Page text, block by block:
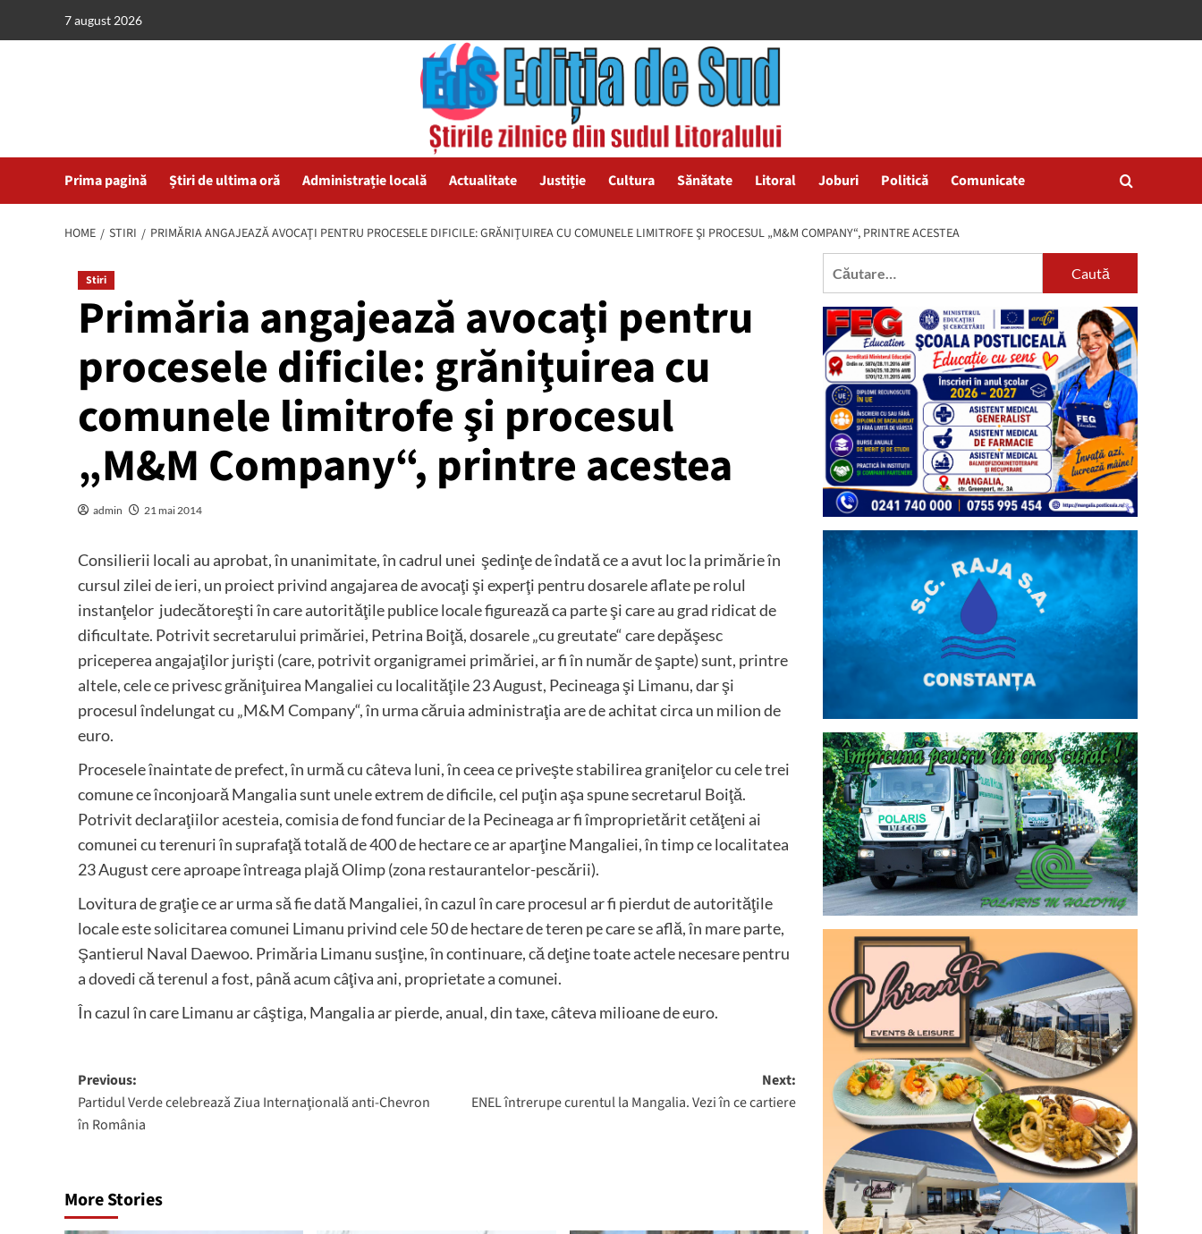
7 august 2026
Prima pagină Știri de ultima oră Administrație locală Actualitate Justiție Cultura Sănătate Litoral Joburi Politică Comunicate
HOME STIRI PRIMĂRIA ANGAJEAZĂ AVOCAŢI PENTRU PROCESELE DIFICILE: GRĂNIŢUIREA CU COMUNELE LIMITROFE ŞI PROCESUL „M&M COMPANY“, PRINTRE ACESTEA
Stiri
Primăria angajează avocaţi pentru
procesele dificile: grăniţuirea cu
comunele limitrofe şi procesul
„M&M Company“, printre acestea
admin 21 mai 2014
Consilierii locali au aprobat, în unanimitate, în cadrul unei şedinţe de îndată ce a avut loc la primărie în
cursul zilei de ieri, un proiect privind angajarea de avocaţi şi experţi pentru dosarele aflate pe rolul
instanţelor judecătoreşti în care autorităţile publice locale figurează ca parte şi care au grad ridicat de
dificultate. Potrivit secretarului primăriei, Petrina Boiţă, dosarele „cu greutate“ care depăşesc
priceperea angajaţilor jurişti (care, potrivit organigramei primăriei, ar fi în număr de şapte) sunt, printre
altele, cele ce privesc grăniţuirea Mangaliei cu localităţile 23 August, Pecineaga şi Limanu, dar şi
procesul îndelungat cu „M&M Company“, în urma căruia administraţia are de achitat circa un milion de
euro.
Procesele înaintate de prefect, în urmă cu câteva luni, în ceea ce priveşte stabilirea graniţelor cu cele trei
comune ce înconjoară Mangalia sunt unele extrem de dificile, cel puţin aşa spune secretarul Boiţă.
Potrivit declaraţiilor acesteia, comisia de fond funciar de la Pecineaga ar fi împroprietărit cetăţeni ai
comunei cu terenuri în suprafaţă totală de 400 de hectare ce ar aparţine Mangaliei, în timp ce localitatea
23 August cere aproape întreaga plajă Olimp (zona restaurantelor-pescării).
Lovitura de graţie ce ar urma să fie dată Mangaliei, în cazul în care procesul ar fi pierdut de autorităţile
locale este solicitarea comunei Limanu privind cele 50 de hectare de teren pe care se află, în mare parte,
Şantierul Naval Daewoo. Primăria Limanu susţine, în continuare, că deţine toate actele necesare pentru
a dovedi că terenul a fost, până acum câţiva ani, proprietate a comunei.
În cazul în care Limanu ar câştiga, Mangalia ar pierde, anual, din taxe, câteva milioane de euro.
Post
navigation
Previous:
Partidul Verde celebreazǎ Ziua Internaţională anti-Chevron
în România
Next:
ENEL întrerupe curentul la Mangalia. Vezi în ce cartiere
More Stories
Caută